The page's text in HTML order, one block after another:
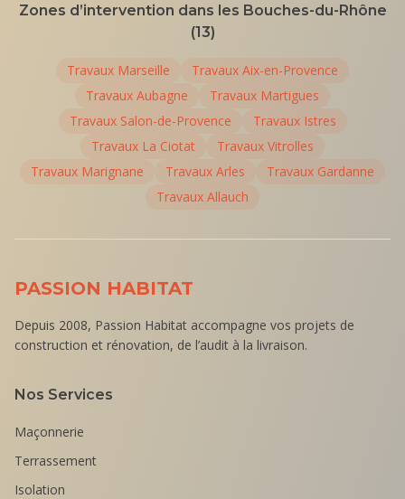
Zones d’intervention dans les Bouches-du-Rhône
(13)
Travaux Marseille Travaux Aix-en-Provence
Travaux Aubagne Travaux Martigues
Travaux Salon-de-Provence Travaux Istres
Travaux La Ciotat Travaux Vitrolles
Travaux Marignane Travaux Arles Travaux Gardanne
Travaux Allauch
PASSION HABITAT
Depuis 2008, Passion Habitat accompagne vos projets de
construction et rénovation, de l’audit à la livraison.
Nos Services
Maçonnerie
Terrassement
Isolation